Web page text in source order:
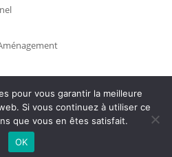
pour vous garantir la meilleure
Si vous continuez à utiliser ce
que vous en êtes satisfait.
OK